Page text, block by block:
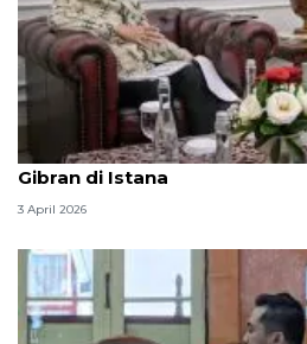
Seskab Teddy silaturahmi
Gibran di Istana
3 April 2026